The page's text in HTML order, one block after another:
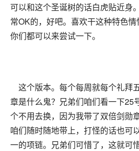
可以和这个圣诞树的话白虎贴近身
常OK的，好吧。喜欢干这种特色情
你们都可以来尝试一下。
这个版本。每个每周就每个礼拜
章是什么鬼？兄弟们咱们看一下25
个不用去换，因为我带了双倍剑勋
咱们随时随地带上，打怪的话也可
一的项链。兄弟们可惜了，这就可